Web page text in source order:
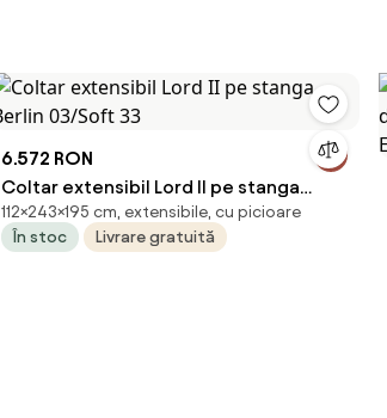
6.572 RON
Coltar extensibil Lord II pe stanga
Berlin 03/Soft 33
112×243×195 cm, extensibile, cu picioare
În stoc
Livrare gratuită